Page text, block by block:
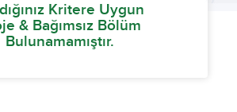
Kritere Uygun
& Bağımsız Bölüm
Bulunamamıştır.